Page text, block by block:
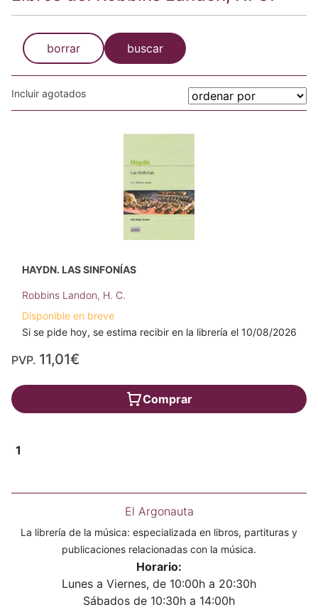
borrar buscar
Incluir agotados
HAYDN. LAS SINFONÍAS
Robbins Landon, H. C.
Disponible en breve
Si se pide hoy, se estima recibir en la librería el 10/08/2026
PVP. 11,01€
Comprar
1
El Argonauta
La librería de la música: especializada en libros, partituras y
publicaciones relacionadas con la música.
Horario:
Lunes a Viernes, de 10:00h a 20:30h
Sábados de 10:30h a 14:00h